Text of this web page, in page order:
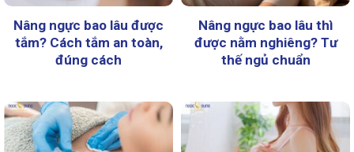
Nâng ngực bao lâu được
tắm? Cách tắm an toàn,
đúng cách
Nâng ngực bao lâu thì
được nằm nghiêng? Tư
thế ngủ chuẩn